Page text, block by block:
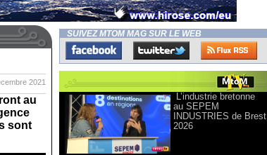
2021
au
sont
SUIVEZ MTOM MAG SUR LE WEB
L’industrie bretonne
au SEPEM
INDUSTRIES de Brest
2026